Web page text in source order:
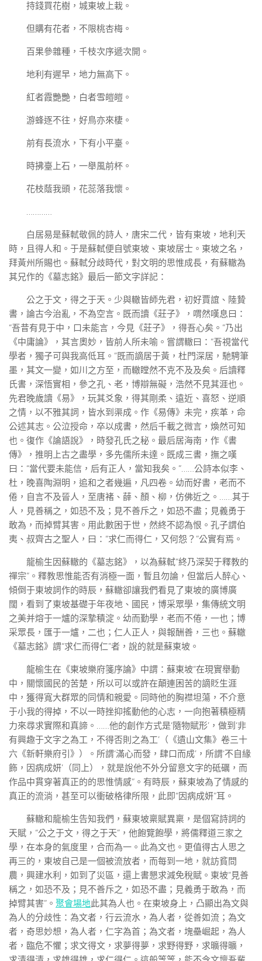
持錢買花樹，城東坡上栽。
但購有花者，不限桃杏梅。
百果參雜種，千枝次序遞次開。
地利有遲早，地力無高下。
紅者霞艷艷，白者雪皚皚。
游蜂逐不往，好鳥亦來棲。
前有長流水，下有小平臺。
時拂臺上石，一舉風前杯。
花枝蔭我頭，花蕊落我懷。
…………
白居易是蘇軾敬佩的詩人，唐宋二代，皆有東坡，地利天
時，且得人和。于是蘇軾便自號東坡、東坡居士。東坡之名，
拜黃州所賜也。蘇軾分歧時代，對文明的思惟成長，有蘇轍為
其兄作的《墓志銘》最后一節文字詳記：
公之于文，得之于天。少與轍皆師先君，初好賈誼、陸贄
書，論古今治亂，不為空言。既而讀《莊子》，喟然嘆息曰：
“吾昔有見于中，口未能言，今見《莊子》，得吾心矣。”乃出
《中庸論》，其言奧妙，皆前人所未喻。嘗謂轍曰：“吾視當代
學者，獨子可與我高低耳。”既而謫居于黃，杜門深居，馳騁筆
墨，其文一變，如川之方至，而轍瞠然不克不及及矣。后讀釋
氏書，深悟實相，參之孔、老，博辯無礙，浩然不見其涯也。
先君晚歲讀《易》，玩其爻象，得其剛柔、遠近、喜怒、逆順
之情，以不雅其詞，皆水到渠成。作《易傳》未完，疾革，命
公述其志。公泣授命，卒以成書，然后千載之微言，煥然可知
也。復作《論語說》，時發孔氏之秘。最后居海南，作《書
傳》，推明上古之盡學，多先儒所未達。既成三書，撫之嘆
曰：“當代要未能信，后有正人，當知我矣。”……公詩本似李、
杜，晚喜陶淵明，追和之者幾遍，凡四卷。幼而好書，老而不
倦，自言不及晉人，至唐褚、薛、顏、柳，仿佛近之。……其于
人，見善稱之，如恐不及；見不善斥之，如恐不盡；見義勇于
敢為，而掉臂其害。用此數困于世，然終不認為恨。孔子謂伯
夷、叔齊古之聖人，曰：“求仁而得仁，又何怨？”公實有焉。
龍榆生因蘇轍的《墓志銘》，以為蘇軾“終乃深契于釋教的
禪宗”。釋教思惟能否有消極一面，暫且勿論，但當后人醉心、
傾倒于東坡詞作的時辰，蘇轍卻讓我們看見了東坡的廣博廣
闊，看到了東坡基礎于年夜地、國民，博采眾學，集傳統文明
之美并熔于一爐的深摯積淀。幼而勤學，老而不倦，一也；博
采眾長，匯于一爐，二也；仁人正人，與報酬善，三也。蘇轍
《墓志銘》謂“求仁而得仁”者，說的就是蘇東坡。
龍榆生在《東坡樂府箋序論》中謂：蘇東坡“在現實舉動
中，關懷國民的苦楚，所以可以或許在顛連困苦的謫貶生涯
中，獲得寬大群眾的同情和親愛。同時他的胸襟坦蕩，不介意
于小我的得掉，不以一時挫抑搖動他的心志，一向抱著積極精
力來尋求實際和真諦。……他的創作方式是‘隨物賦形’，做到‘非
有興趣于文字之為工，不得否則之為工’（《遺山文集》卷三十
六《新軒樂府引》）。所謂‘滿心而發，肆口而成’，所謂‘不自緣
飾，因病成妍’（同上），就是說他不外分留意文字的砥礪，而
作品中貫穿著真正的的思惟情感”。有時辰，蘇東坡為了情感的
真正的流淌，甚至可以衝破格律所限，此即“因病成妍”耳。
蘇轍和龍榆生告知我們，蘇東坡稟賦異稟，是個寫詩詞的
天賦，“公之于文，得之于天”，他飽覽飽學，將儒釋道三家之
學，在本身的氣度里，合而為一。此為文也。更值得古人思之
再三的，東坡自己是一個被流放者，而每到一地，就訪貧問
農，興建水利，如到了災區，還上書懇求減免稅賦。東坡“見善
稱之，如恐不及；見不善斥之，如恐不盡；見義勇于敢為，而
掉臂其害”。 聚會場地此其為人也。在東坡身上，凸顯出為文與
為人的分歧性：為文者，行云流水，為人者，從善如流；為文
者，奇思妙想，為人者，仁字為首；為文者，塊壘崛起，為人
者，臨危不懼；求文得文，求夢得夢，求野得野，求曠得曠，